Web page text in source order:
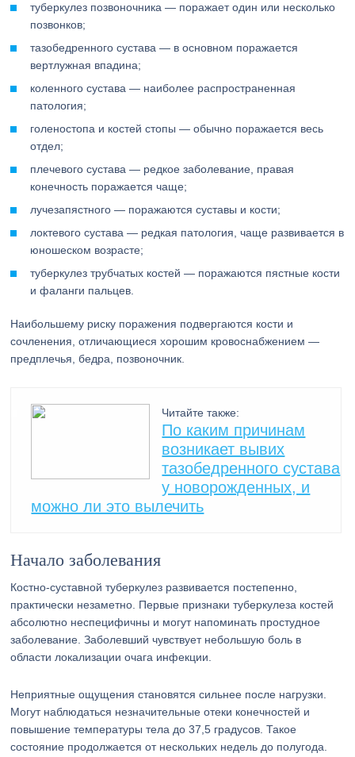
туберкулез позвоночника — поражает один или несколько
позвонков;
тазобедренного сустава — в основном поражается
вертлужная впадина;
коленного сустава — наиболее распространенная
патология;
голеностопа и костей стопы — обычно поражается весь
отдел;
плечевого сустава — редкое заболевание, правая
конечность поражается чаще;
лучезапястного — поражаются суставы и кости;
локтевого сустава — редкая патология, чаще развивается в
юношеском возрасте;
туберкулез трубчатых костей — поражаются пястные кости
и фаланги пальцев.
Наибольшему риску поражения подвергаются кости и
сочленения, отличающиеся хорошим кровоснабжением —
предплечья, бедра, позвоночник.
Читайте также:
По каким причинам
возникает вывих
тазобедренного сустава
у новорожденных, и
можно ли это вылечить
Начало заболевания
Костно-суставной туберкулез развивается постепенно,
практически незаметно. Первые признаки туберкулеза костей
абсолютно неспецифичны и могут напоминать простудное
заболевание. Заболевший чувствует небольшую боль в
области локализации очага инфекции.
Неприятные ощущения становятся сильнее после нагрузки.
Могут наблюдаться незначительные отеки конечностей и
повышение температуры тела до 37,5 градусов. Такое
состояние продолжается от нескольких недель до полугода.